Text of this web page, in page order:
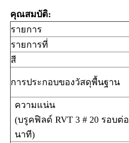
คุณสมบัติ:
รายการ
รายการที่
สี
การประกอบของวัสดุพื้นฐาน
ความแน่น
(บรูคฟิลด์ RVT 3 # 20 รอบต่อ
นาที)